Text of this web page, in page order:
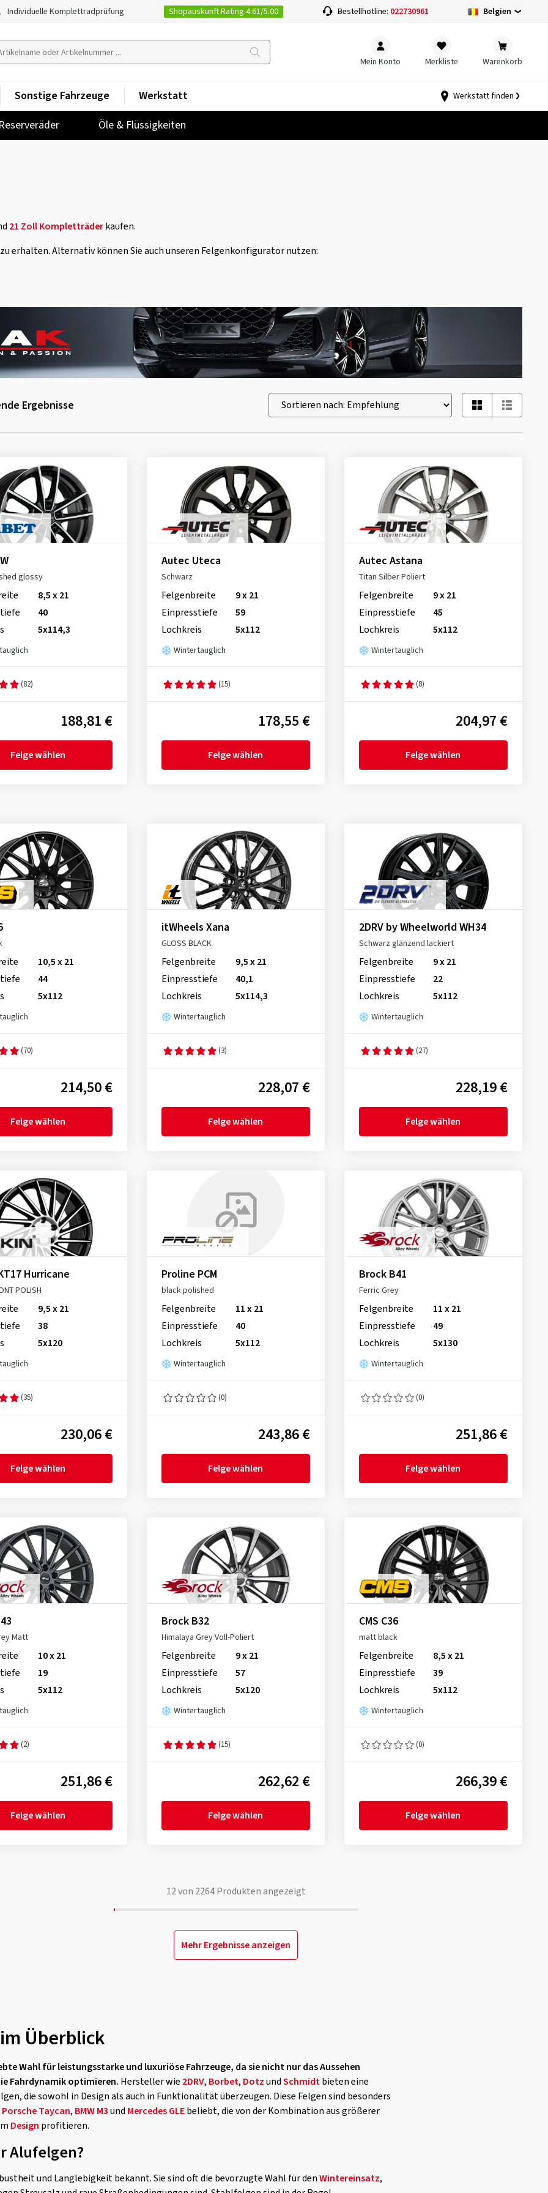
Individuelle Komplettradprüfung Shopauskunft Rating 4.61/5.00 Bestellhotline: 022730961 Belgien
Mein Konto Merkliste Warenkorb
Reserveräder Öle & Flüssigkeiten
Sonstige Fahrzeuge Werkstatt Werkstatt finden
21 Zoll Kompletträderkaufen.
erhalten. Alternativ können Sie auch unseren Felgenkonfigurator nutzen:
Ergebnisse
glossy
8,5 x 21
40
5x114,3
(82)
188,81 €
Felge wählen
Autec Uteca
Schwarz
Felgenbreite
9 x 21
Einpresstiefe
59
Lochkreis
5x112
Wintertauglich
(15)
178,55 €
Felge wählen
Autec Astana
Titan Silber Poliert
Felgenbreite
9 x 21
Einpresstiefe
45
Lochkreis
5x112
Wintertauglich
(8)
204,97 €
Felge wählen
10,5 x 21
44
5x112
(70)
214,50 €
Felge wählen
itWheels Xana
GLOSS BLACK
Felgenbreite
9,5 x 21
Einpresstiefe
40,1
Lochkreis
5x114,3
Wintertauglich
(3)
228,07 €
Felge wählen
2DRV by Wheelworld WH34
Schwarz glänzend lackiert
Felgenbreite
9 x 21
Einpresstiefe
22
Lochkreis
5x112
Wintertauglich
(27)
228,19 €
Felge wählen
Hurricane
POLISH
9,5 x 21
38
5x120
(35)
230,06 €
Felge wählen
Proline PCM
black polished
Felgenbreite
11 x 21
Einpresstiefe
40
Lochkreis
5x112
Wintertauglich
(0)
243,86 €
Felge wählen
Brock B41
Ferric Grey
Felgenbreite
11 x 21
Einpresstiefe
49
Lochkreis
5x130
Wintertauglich
(0)
251,86 €
Felge wählen
Matt
10 x 21
19
5x112
(2)
251,86 €
Felge wählen
Brock B32
Himalaya Grey Voll-Poliert
Felgenbreite
9 x 21
Einpresstiefe
57
Lochkreis
5x120
Wintertauglich
(15)
262,62 €
Felge wählen
CMS C36
matt black
Felgenbreite
8,5 x 21
Einpresstiefe
39
Lochkreis
5x112
Wintertauglich
(0)
266,39 €
Felge wählen
12von 2264Produkten angezeigt
Mehr Ergebnisse anzeigen
Überblick
Wahl für leistungsstarke und luxuriöse Fahrzeuge, da sie nicht nur das Aussehen
Fahrdynamik optimieren. Hersteller wie 2DRV, Borbet, DotzundSchmidtbieten eine
die sowohl in Design als auch in Funktionalität überzeugen. Diese Felgen sind besonders
Porsche Taycan, BMW M3und Mercedes GLEbeliebt, die von der Kombination aus größerer
Design profitieren.
Alufelgen?
und Langlebigkeit bekannt. Sie sind oft die bevorzugte Wahl für denWintereinsatz,